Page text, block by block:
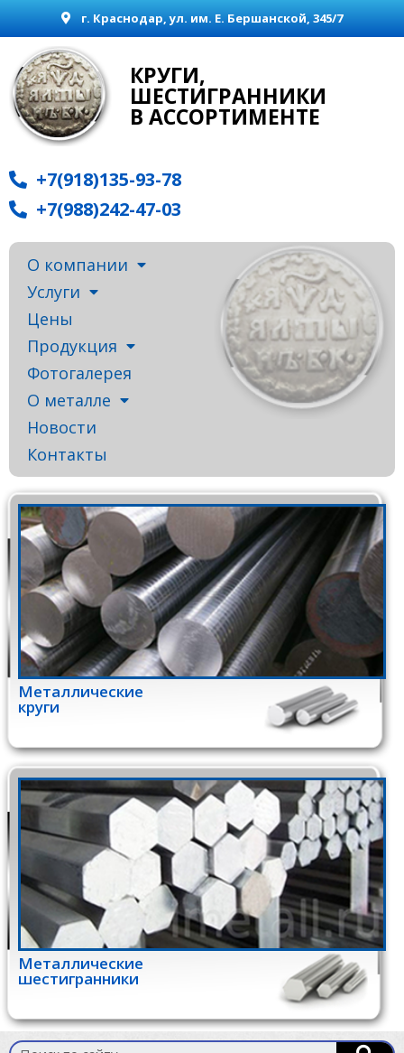
г. Краснодар, ул. им. Е. Бершанской, 345/7
КРУГИ,
ШЕСТИГРАННИКИ
В АССОРТИМЕНТЕ
+7(918)135-93-78
+7(988)242-47-03
О компании
Услуги
Цены
Продукция
Фотогалерея
О металле
Новости
Контакты
Металлические
круги
Металлические
шестигранники